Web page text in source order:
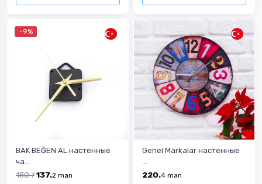
-9%
BAK BEĞEN AL настенные
ча...
150.7 137.2 man
Genel Markalar настенные
220.4 man